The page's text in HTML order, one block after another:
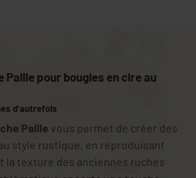
Paille pour bougies en cire au
d’autrefois
Paille vous permet de créer des
style rustique, en reproduisant
la texture des anciennes ruches